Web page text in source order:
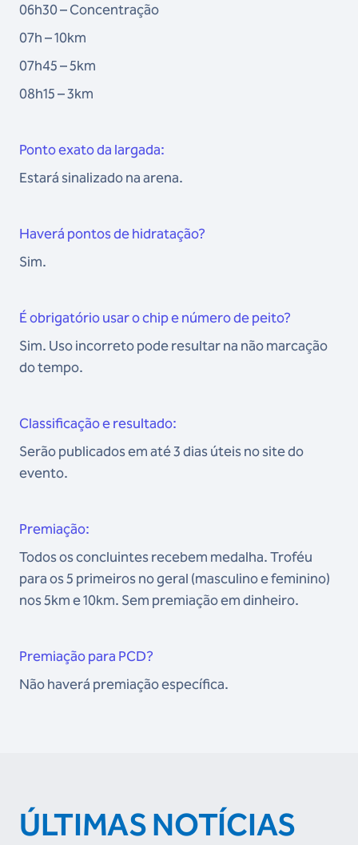
06h30 – Concentração
07h – 10km
07h45 – 5km
08h15 – 3km
Ponto exato da largada:
Estará sinalizado na arena.
Haverá pontos de hidratação?
Sim.
É obrigatório usar o chip e número de peito?
Sim. Uso incorreto pode resultar na não marcação
do tempo.
Classificação e resultado:
Serão publicados em até 3 dias úteis no site do
evento.
Premiação:
Todos os concluintes recebem medalha. Troféu
para os 5 primeiros no geral (masculino e feminino)
nos 5km e 10km. Sem premiação em dinheiro.
Premiação para PCD?
Não haverá premiação específica.
ÚLTIMAS NOTÍCIAS